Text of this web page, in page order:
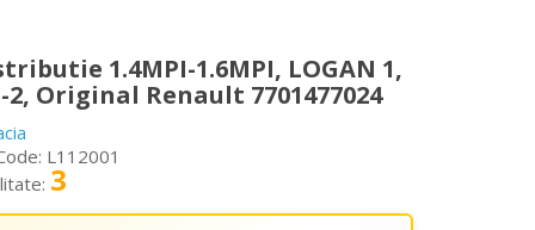
1.4MPI-1.6MPI, LOGAN 1,
2, Original Renault 7701477024
L112001
3